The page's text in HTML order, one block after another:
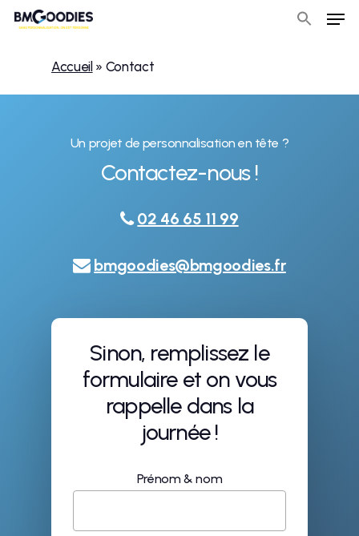
Skip
Accueil » Contact
Un projet de personnalisation en tête ?
Contactez-nous !
02 46 65 11 99
bmgoodies@bmgoodies.fr
Sinon, remplissez le
formulaire et on vous
rappelle dans la
journée !
Prénom & nom